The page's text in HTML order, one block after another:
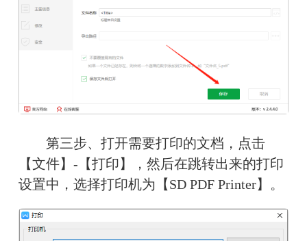
第三步、打开需要打印的文档，点击
【文件】-【打印】，然后在跳转出来的打印
设置中，选择打印机为【SD PDF Printer】。